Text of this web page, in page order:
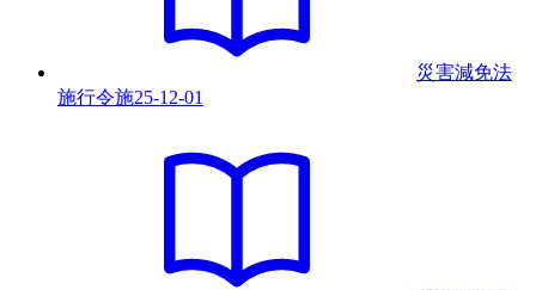
災害減免法
施行令施25-12-01